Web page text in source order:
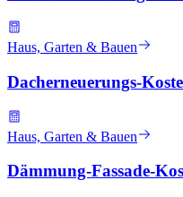
Haus, Garten & Bauen
Dacherneuerungs-
Haus, Garten & Bauen
Dämmung-Fassade-